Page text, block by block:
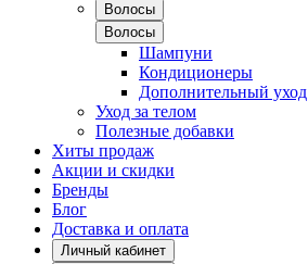
Волосы
Волосы
Шампуни
Кондиционеры
Дополнительный уход
Уход за телом
Полезные добавки
Хиты продаж
Акции и скидки
Бренды
Блог
Доставка и оплата
Личный кабинет